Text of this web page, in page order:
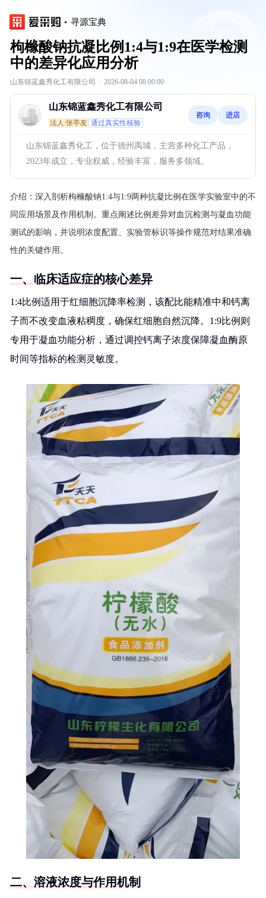
寻源宝典
枸橼酸钠抗凝比例1:4与1:9在医学检测
中的差异化应用分析
山东锦蓝鑫秀化工有限公司 · 2026-08-04 08:00:00
山东锦蓝鑫秀化工有限公司
法人:张亭友 通过真实性核验
咨询 进店
山东锦蓝鑫秀化工，位于德州禹城，主营多种化工产品，
2023年成立，专业权威，经验丰富，服务多领域。
介绍： 深入剖析枸橼酸钠1:4与1:9两种抗凝比例在医学实验室中的不
同应用场景及作用机制。重点阐述比例差异对血沉检测与凝血功能
测试的影响，并说明浓度配置、实验管标识等操作规范对结果准确
性的关键作用。
一、临床适应症的核心差异
1:4比例适用于红细胞沉降率检测，该配比能精准中和钙离
子而不改变血液粘稠度，确保红细胞自然沉降。1:9比例则
专用于凝血功能分析，通过调控钙离子浓度保障凝血酶原
时间等指标的检测灵敏度。
二、溶液浓度与作用机制